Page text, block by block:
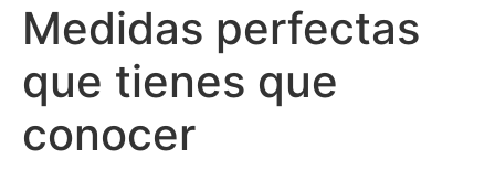
Medidas perfectas
que tienes que
conocer